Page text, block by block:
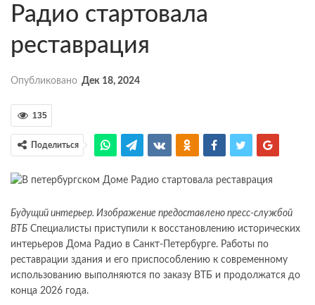
Радио стартовала
реставрация
Опубликовано Дек 18, 2024
135
Поделиться
Будущий интерьер. Изображение предоставлено пресс-службой
ВТБ Специалисты приступили к восстановлению исторических
интерьеров Дома Радио в Санкт-Петербурге. Работы по
реставрации здания и его приспособлению к современному
использованию выполняются по заказу ВТБ и продолжатся до
конца 2026 года.